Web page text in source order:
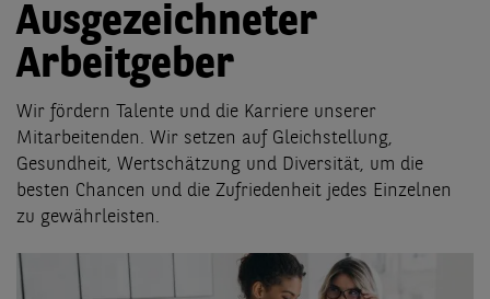
Ausgezeichneter
Arbeitgeber
Wir fördern Talente und die Karriere unserer
Mitarbeitenden. Wir setzen auf Gleichstellung,
Gesundheit, Wertschätzung und Diversität, um die
besten Chancen und die Zufriedenheit jedes Einzelnen
zu gewährleisten.